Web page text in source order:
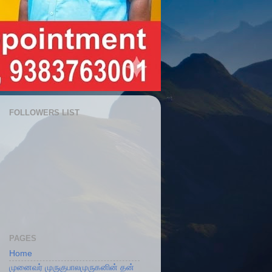
FOLLOWERS LIST
PAGES
Home
முனைவர் முருகுபாலமுருகனின் தன்